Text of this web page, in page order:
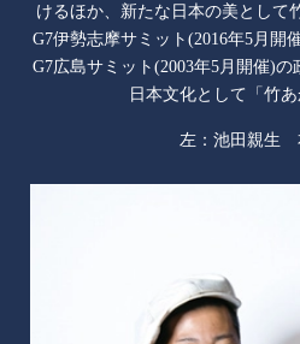
けるほか、新たな日本の美として
G7伊勢志摩サミット(2016年5月開
G7広島サミット(2003年5月開催)
日本文化として「竹
左：池田親生